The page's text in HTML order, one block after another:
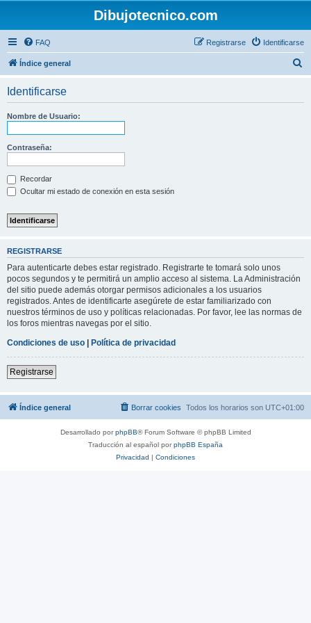
Dibujotecnico.com
FAQ Identificarse
Registrarse
Índice general
Identificarse
Nombre de Usuario:
Contraseña:
Recordar
Ocultar mi estado de conexión en esta sesión
REGISTRARSE
Para autenticarte debes estar registrado. Registrarte te tomará solo unos
pocos segundos y te permitirá un amplio acceso al sistema. La Administración
del sitio puede además otorgar permisos adicionales a los usuarios
registrados. Antes de identificarte asegúrete de estar familiarizado con
nuestros términos de uso y políticas relacionadas. Por favor, lee las normas de
los foros mientras navegas por el sitio.
Condiciones de uso | Política de privacidad
Registrarse
Índice general Todos los horarios son UTC+01:00
Borrar cookies
Desarrollado porphpBB® Forum Software © phpBB Limited
Traducción al español porphpBB España
Privacidad | Condiciones